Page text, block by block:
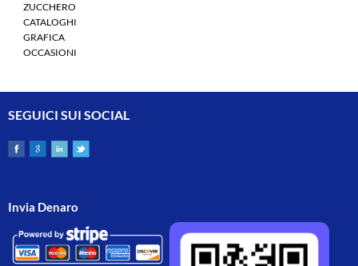
ZUCCHERO
CATALOGHI
GRAFICA
OCCASIONI
SEGUICI SUI SOCIAL
Invia Denaro